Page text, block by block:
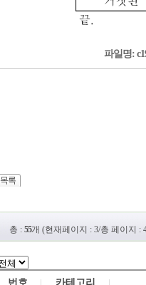
파일명:
목록
총 : 55개 (현재페이지 : 3/총 페이지 :
번호 카테고리